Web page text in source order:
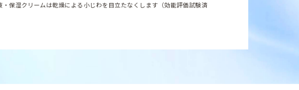
湿クリームは乾燥による小じわを目立たなくします（効能評価試験済